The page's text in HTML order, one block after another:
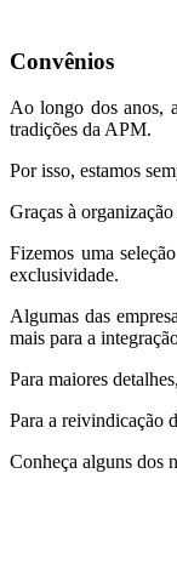
Convênios
Ao longo dos anos,
tradições da APM.
Por isso, estamos
Graças à
Fizemos uma
exclusividade.
Algumas das
mais para a
Para maiores
Para a reivindicação
Conheça alguns dos